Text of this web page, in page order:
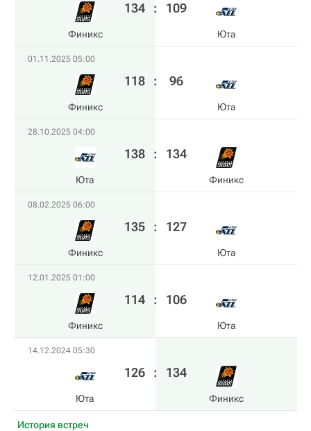
Финикс
134 : 109
Юта
01.11.2025 05:00
Финикс
118 : 96
Юта
28.10.2025 04:00
Юта
138 : 134
Финикс
08.02.2025 06:00
Финикс
135 : 127
Юта
12.01.2025 01:00
Финикс
114 : 106
Юта
14.12.2024 05:30
Юта
126 : 134
Финикс
История встреч